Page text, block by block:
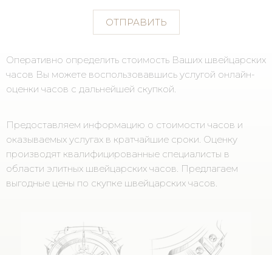
ОТПРАВИТЬ
Оперативно определить стоимость Ваших швейцарских
часов Вы можете воспользовавшись услугой онлайн-
оценки часов с дальнейшей скупкой.
Предоставляем информацию о стоимости часов и
оказываемых услугах в кратчайшие сроки. Оценку
производят квалифицированные специалисты в
области элитных швейцарских часов. Предлагаем
выгодные цены по скупке швейцарских часов.